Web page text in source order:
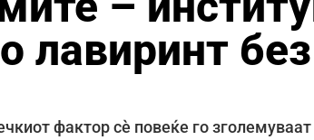
лавиринт без
фактор сè повеќе го